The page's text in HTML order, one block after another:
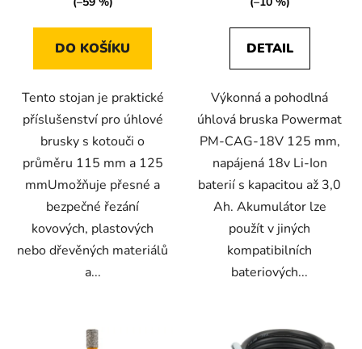
DO KOŠÍKU
Tento stojan je praktické
příslušenství pro úhlové
brusky s kotouči o
průměru 115 mm a 125
mmUmožňuje přesné a
bezpečné řezání
kovových, plastových
nebo dřevěných materiálů
a...
DETAIL
Výkonná a pohodlná
úhlová bruska Powermat
PM-CAG-18V 125 mm,
napájená 18v Li-Ion
baterií s kapacitou až 3,0
Ah. Akumulátor lze
použít v jiných
kompatibilních
bateriových...